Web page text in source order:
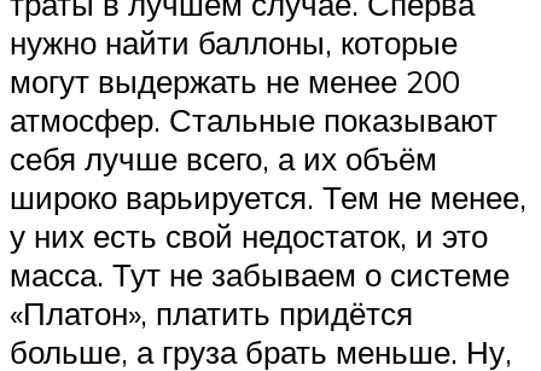
Меню
нужно найти баллоны, которые
могут выдержать не менее 200
атмосфер. Стальные показывают
себя лучше всего, а их объём
широко варьируется. Тем не менее,
у них есть свой недостаток, и это
масса. Тут не забываем о системе
«Платон», платить придётся
больше, а груза брать меньше. Ну,